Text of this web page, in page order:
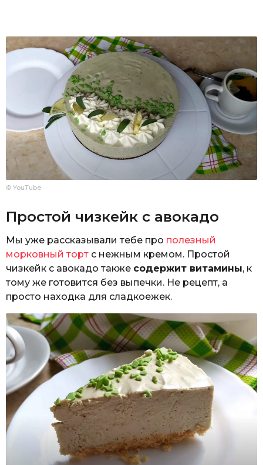
© YouTube
Простой чизкейк с авокадо
Мы уже рассказывали тебе про полезный
морковный торт с нежным кремом. Простой
чизкейк с авокадо также содержит витамины, к
тому же готовится без выпечки. Не рецепт, а
просто находка для сладкоежек.